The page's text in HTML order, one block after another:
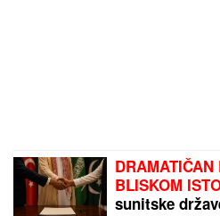
BLISKOM
sunitske